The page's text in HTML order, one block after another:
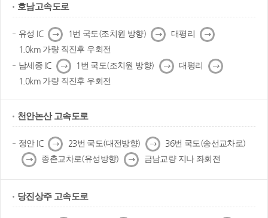
호남고속도로
유성 IC 다
음
1번 국도(조치원 방향) 다
음
대평리 다
음
1.0km 가량 직진후 우회전
남세종 IC 다
음
1번 국도(조치원 방향) 다
음
대평리
다
음
1.0km 가량 직진후 우회전
천안논산 고속도로
정안 IC 다
음
23번 국도(대전방향) 다
음
36번 국도(송선교차로)
다
음
종촌교차로(유성방향) 다
음
금남교량 지나 좌회전
당진상주 고속도로